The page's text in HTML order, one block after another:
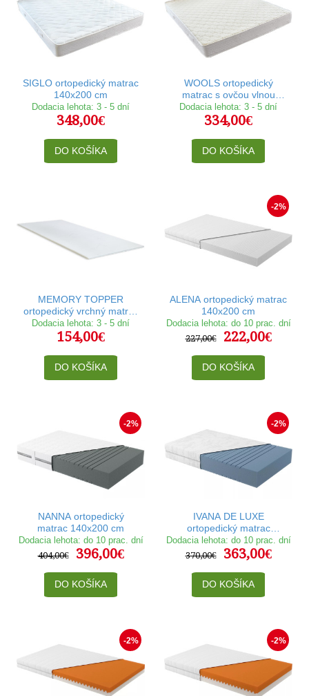
SIGLO ortopedický matrac
140x200 cm
Dodacia lehota: 3 - 5 dní
348,00€
DO KOŠÍKA
WOOLS ortopedický
matrac s ovčou vlnou
140x200 cm
Dodacia lehota: 3 - 5 dní
334,00€
DO KOŠÍKA
MEMORY TOPPER
ortopedický vrchný matrac
140x200 cm
Dodacia lehota: 3 - 5 dní
154,00€
DO KOŠÍKA
-2%
ALENA ortopedický matrac
140x200 cm
Dodacia lehota: do 10 prac. dní
227,00€
222,00€
DO KOŠÍKA
-2%
NANNA ortopedický
matrac 140x200 cm
Dodacia lehota: do 10 prac. dní
404,00€
396,00€
DO KOŠÍKA
-2%
IVANA DE LUXE
ortopedický matrac
140x200 cm
Dodacia lehota: do 10 prac. dní
370,00€
363,00€
DO KOŠÍKA
-2% -2%